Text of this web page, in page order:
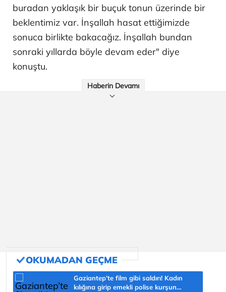
buradan yaklaşık bir buçuk tonun üzerinde bir
beklentimiz var. İnşallah hasat ettiğimizde
sonuca birlikte bakacağız. İnşallah bundan
sonraki yıllarda böyle devam eder" diye
konuştu.
Haberin Devamı
Gaziantep’te film gibi saldırı! Kadın
kılığına girip emekli polise kurşun